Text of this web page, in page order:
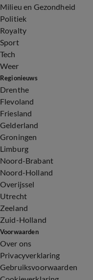
Milieu en Gezondheid
Politiek
Royalty
Sport
Tech
Weer
Regionieuws
Drenthe
Flevoland
Friesland
Gelderland
Groningen
Limburg
Noord-Brabant
Noord-Holland
Overijssel
Utrecht
Zeeland
Zuid-Holland
Voorwaarden
Over ons
Privacyverklaring
Gebruiksvoorwaarden